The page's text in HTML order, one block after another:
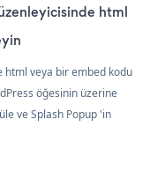
html
html veya bir embed kodu
öğesinin üzerine
ve Splash Popup 'in